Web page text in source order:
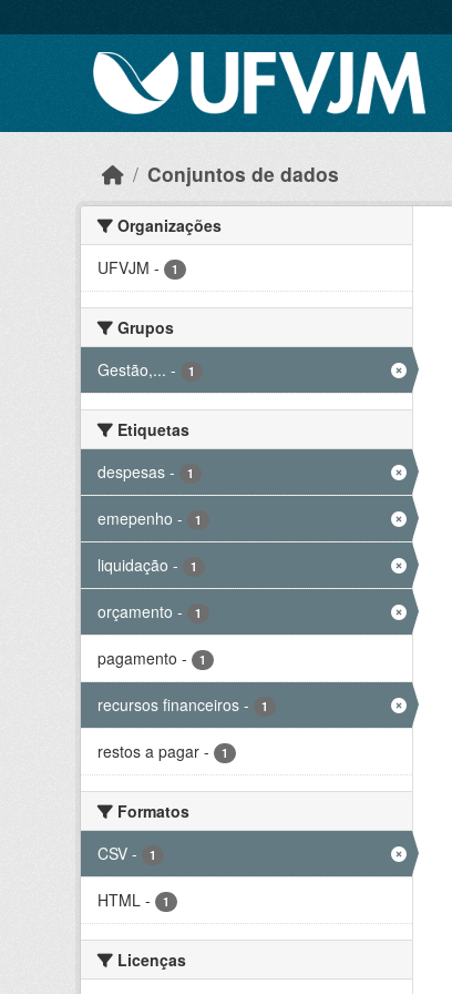
Conjuntos de dados
Organizações
UFVJM - 1
Grupos
Gestão,... - 1
Etiquetas
despesas - 1
emepenho - 1
liquidação - 1
orçamento - 1
pagamento - 1
recursos financeiros - 1
restos a pagar - 1
Formatos
CSV - 1
HTML - 1
Licenças